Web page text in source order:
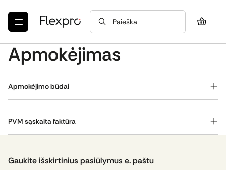
Paieška
Apmokėjimas
Apmokėjimo būdai
Pay, Luminor, Citadele, Revolut, Artea, URBO.
PVM sąskaita faktūra
Gaukite išskirtinius pasiūlymus e. paštu